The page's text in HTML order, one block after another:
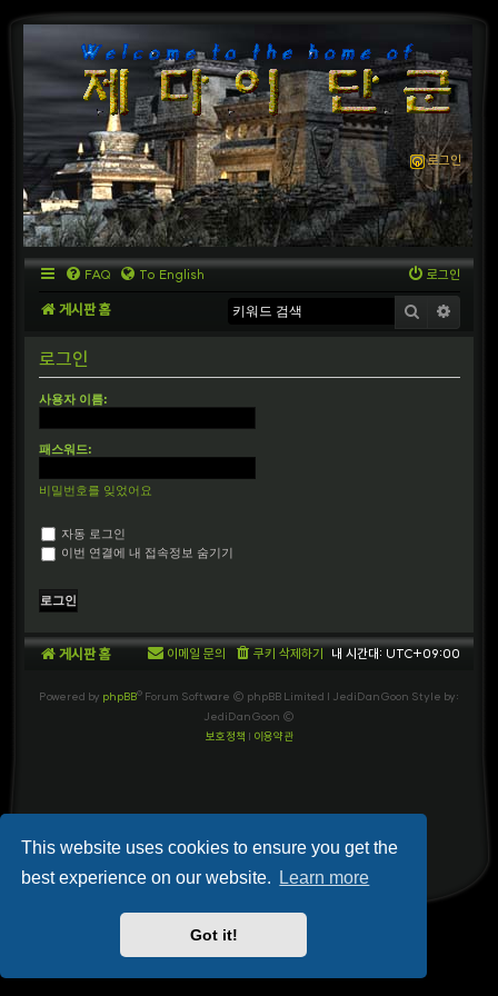
This website uses cookies to ensure you get the
best experience on our website.
Learn more
Got it!
로그인
FAQ To English 로그인
게시판 홈 검색
로그인
사용자 이름:
패스워드:
비밀번호를 잊었어요
자동 로그인
이번 연결에 내 접속정보 숨기기
게시판 홈 내 시간대: UTC+09:00
쿠키 삭제하기
이메일 문의
Powered by phpBB® Forum Software © phpBB Limited | JediDanGoon Style by:
JediDanGoon ©
보호정책 | 이용약관